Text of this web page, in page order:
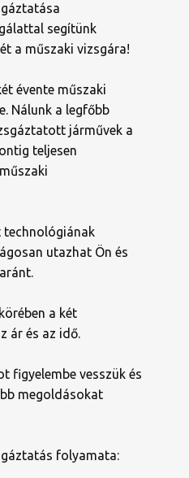
segítünk
a műszaki vizsgára!
évente műszaki
Nálunk a legfőbb
járművek a
teljesen
utazhat Ön és
a két
ár és az idő.
figyelembe vesszük és
megoldásokat
folyamata: